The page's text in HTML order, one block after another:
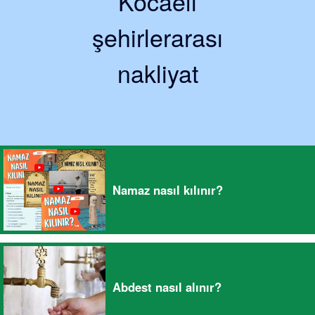
şehirlerarası
nakliyat
Namaz nasıl kılınır?
Abdest nasıl alınır?